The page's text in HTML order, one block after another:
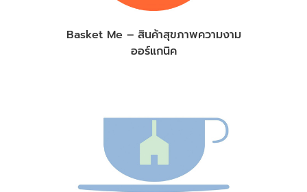
Basket Me – สินค้าสุขภาพความงาม
ออร์แกนิค